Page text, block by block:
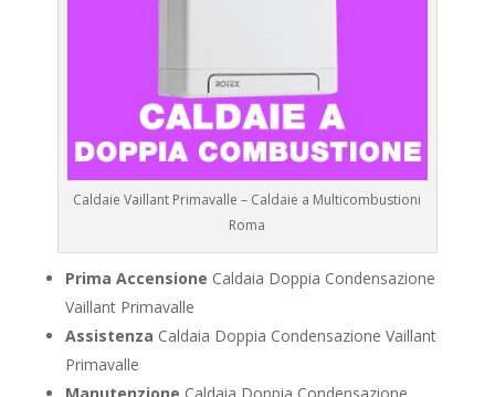
Caldaie Vaillant Primavalle – Caldaie a Multicombustioni
Roma
Prima Accensione Caldaia Doppia Condensazione
Vaillant Primavalle
Assistenza Caldaia Doppia Condensazione Vaillant
Primavalle